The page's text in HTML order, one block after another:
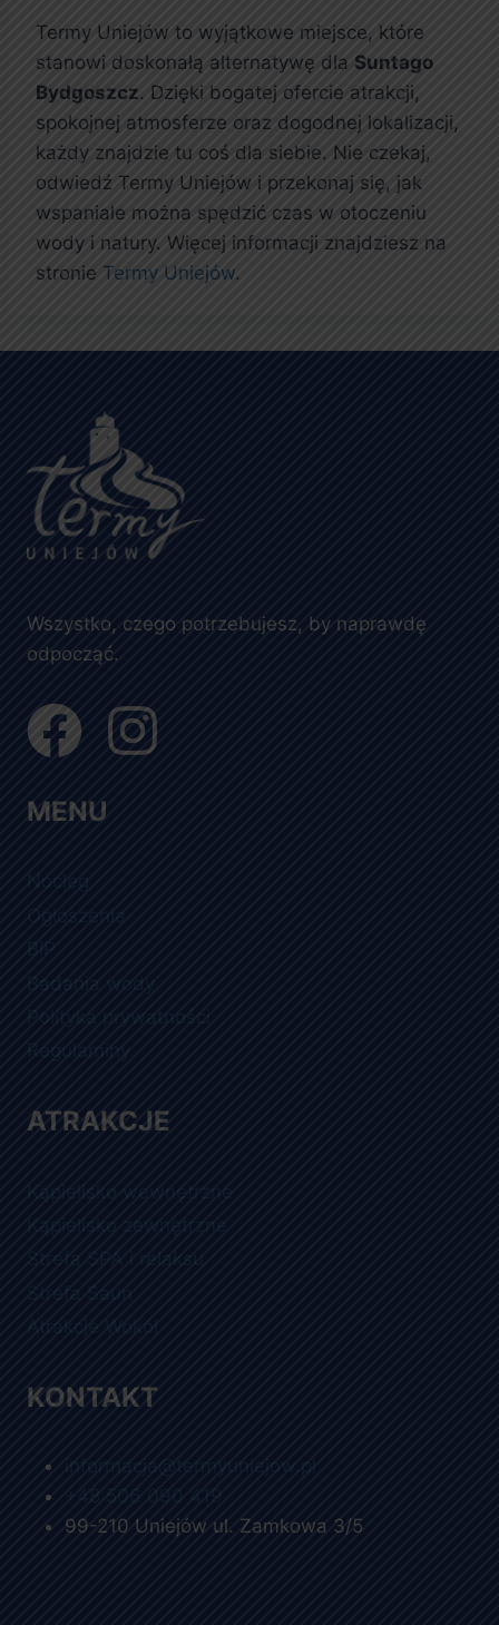
Termy Uniejów to wyjątkowe miejsce, które
stanowi doskonałą alternatywę dla Suntago
Bydgoszcz. Dzięki bogatej ofercie atrakcji,
spokojnej atmosferze oraz dogodnej lokalizacji,
każdy znajdzie tu coś dla siebie. Nie czekaj,
odwiedź Termy Uniejów i przekonaj się, jak
wspaniale można spędzić czas w otoczeniu
wody i natury. Więcej informacji znajdziesz na
stronie Termy Uniejów.
Wszystko, czego potrzebujesz, by naprawdę
odpocząć.
MENU
Nocleg
Ogłoszenia
BIP
Badania wody
Polityka prywatności
Regulaminy
ATRAKCJE
Kąpielisko wewnętrzne
Kąpielisko zewnętrzne
Strefa SPA i relaksu
Strefa Saun
Atrakcje Wokół
KONTAKT
informacja@termyuniejow.pl
+48 506 090 419
99-210 Uniejów ul. Zamkowa 3/5